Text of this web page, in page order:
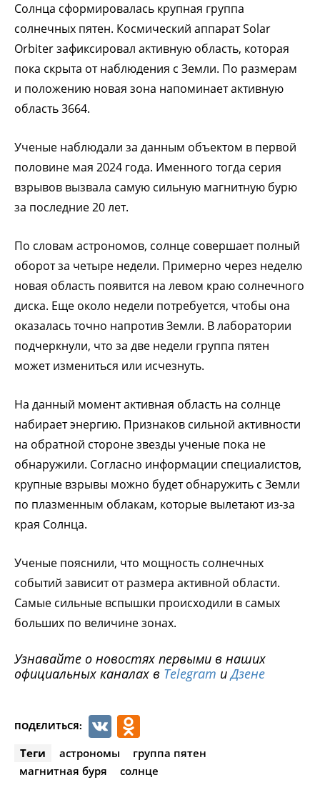
Солнца сформировалась крупная группа
солнечных пятен. Космический аппарат Solar
Orbiter зафиксировал активную область, которая
пока скрыта от наблюдения с Земли. По размерам
и положению новая зона напоминает активную
область 3664.
Ученые наблюдали за данным объектом в первой
половине мая 2024 года. Именного тогда серия
взрывов вызвала самую сильную магнитную бурю
за последние 20 лет.
По словам астрономов, солнце совершает полный
оборот за четыре недели. Примерно через неделю
новая область появится на левом краю солнечного
диска. Еще около недели потребуется, чтобы она
оказалась точно напротив Земли. В лаборатории
подчеркнули, что за две недели группа пятен
может измениться или исчезнуть.
На данный момент активная область на солнце
набирает энергию. Признаков сильной активности
на обратной стороне звезды ученые пока не
обнаружили. Согласно информации специалистов,
крупные взрывы можно будет обнаружить с Земли
по плазменным облакам, которые вылетают из-за
края Солнца.
Ученые пояснили, что мощность солнечных
событий зависит от размера активной области.
Самые сильные вспышки происходили в самых
больших по величине зонах.
Узнавайте о новостях первыми в наших
официальных каналах в Telegram иДзене
ПОДЕЛИТЬСЯ: VK
Теги астрономы
группа пятен
магнитная буря
солнце